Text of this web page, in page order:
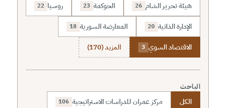
هيئة تحرير الشام 26 الحوكمة 23 روسيا 22
الإدارة الذاتية 20 المعارضة السورية 18
الاقتصاد السوي 3 المزيد (170)
الباحث
الكل مركز عمران للدراسات الاستراتيجية 106